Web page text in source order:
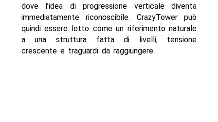
dove l’idea di progressione verticale diventa
immediatamente riconoscibile. CrazyTower può
quindi essere letto come un riferimento naturale
a una struttura fatta di livelli, tensione
crescente e traguardi da raggiungere.